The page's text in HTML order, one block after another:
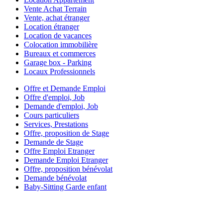
Vente Achat Terrain
Vente, achat étranger
Location étranger
Location de vacances
Colocation immobilière
Bureaux et commerces
Garage box - Parking
Locaux Professionnels
Offre et Demande Emploi
Offre d'emploi, Job
Demande d'emploi, Job
Cours particuliers
Services, Prestations
Offre, proposition de Stage
Demande de Stage
Offre Emploi Etranger
Demande Emploi Etranger
Offre, proposition bénévolat
Demande bénévolat
Baby-Sitting Garde enfant